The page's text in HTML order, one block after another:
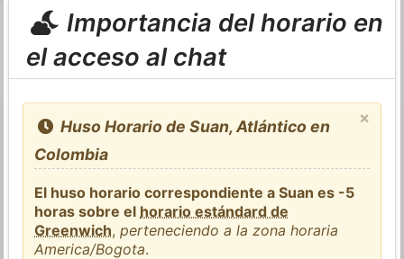
Importancia del horario en
el acceso al chat
×
Huso Horario de Suan, Atlántico en
Colombia
El huso horario correspondiente a Suan es -5
horas sobre el horario estándard de
Greenwich,perteneciendo a la zona horaria
America/Bogota.